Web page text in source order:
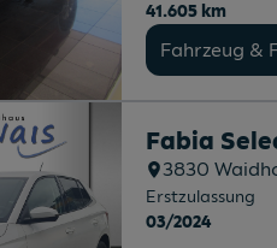
41.605 km
Fahrzeug &
Fabia
3830
Erstzulassung
03/2024